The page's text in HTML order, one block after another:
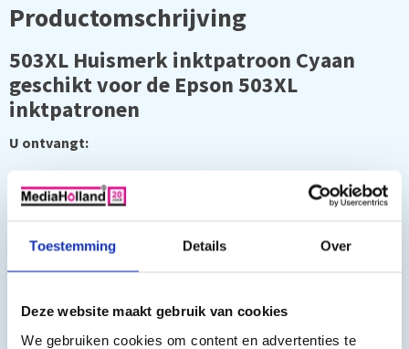
Toestemming Details Over
Deze website maakt gebruik van cookies
We gebruiken cookies om content en advertenties te
Productomschrijving
503XL Huismerk inktpatroon Cyaan
geschikt voor de Epson 503XL
inktpatronen
U ontvangt:
1 x 503XL Cyaan 10,2 ml (ongeveer 470 pgina's)
Epson Expression Home XP-5200
Epson WorkForce WF-2960
Epson WorkForce WF-2965